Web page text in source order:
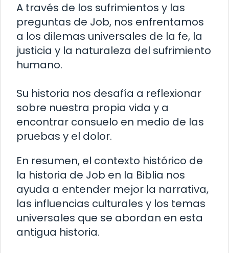
A través de los sufrimientos y las
preguntas de Job, nos enfrentamos
a los dilemas universales de la fe, la
justicia y la naturaleza del sufrimiento
humano.
Su historia nos desafía a reflexionar
sobre nuestra propia vida y a
encontrar consuelo en medio de las
pruebas y el dolor.
En resumen, el contexto histórico de
la historia de Job en la Biblia nos
ayuda a entender mejor la narrativa,
las influencias culturales y los temas
universales que se abordan en esta
antigua historia.